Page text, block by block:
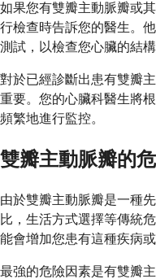
如果您有雙瓣主動脈瓣或
行檢查時告訴您的醫生。
測試，以檢查您心臟的結構
對於已經診斷出患有雙瓣
重要。您的心臟科醫生將
頻繁地進行監控。
雙瓣主動脈瓣的
由於雙瓣主動脈瓣是一種
比，生活方式選擇等傳統
能會增加您患有這種疾病
最強的危險因素是有雙瓣